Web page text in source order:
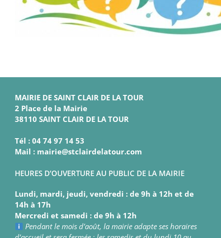
MAIRIE DE SAINT CLAIR DE LA TOUR
2 Place de la Mairie
38110 SAINT CLAIR DE LA TOUR
Tél : 04 74 97 14 53
Mail : mairie@stclairdelatour.com
HEURES D’OUVERTURE AU PUBLIC DE LA MAIRIE
Lundi, mardi, jeudi, vendredi : de 9h à 12h et de
14h à 17h
Mercredi et samedi : de 9h à 12h
Pendant le mois d’août, la mairie adapte ses horaires